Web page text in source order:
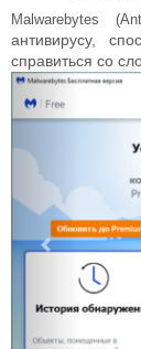
Malwarebytes
антивирусу,
справиться со